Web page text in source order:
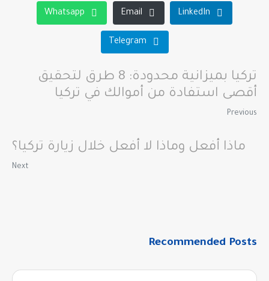
LinkedIn
Email
Whatsapp
Telegram
تركيا بميزانية محدودة: 8 طرق لتحقيق
أقصى استفادة من أموالك في تركيا
Previous
ماذا أفعل وماذا لا أفعل خلال زيارة تركيا؟
Next
Recommended Posts